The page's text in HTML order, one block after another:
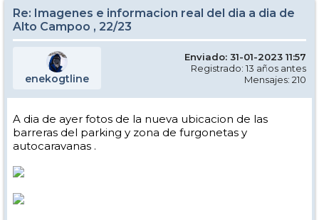
Re: Imagenes e informacion real del dia a dia de
Alto Campoo , 22/23
enekogtline
Enviado: 31-01-2023 11:57
Registrado: 13 años antes
Mensajes: 210
A dia de ayer fotos de la nueva ubicacion de las
barreras del parking y zona de furgonetas y
autocaravanas .